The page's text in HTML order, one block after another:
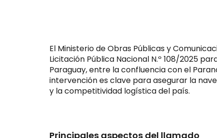
El Ministerio de Obras Públicas y
Licitación Pública Nacional N.º 108/2025
Paraguay, entre la confluencia con el
intervención es clave para asegurar la
y la competitividad logística del país.
Principales aspectos del llamado